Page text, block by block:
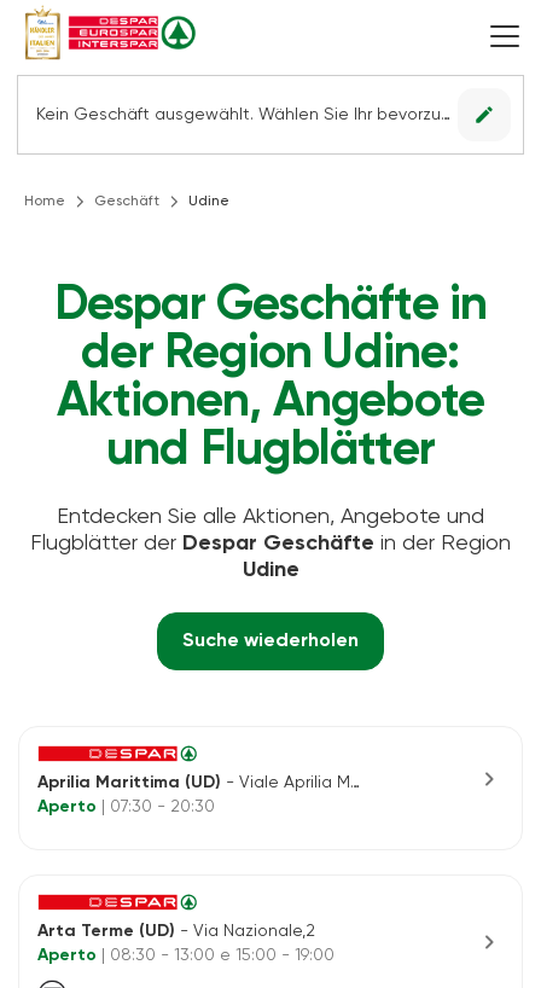
Kein Geschäft ausgewählt. Wählen Sie Ihr bevorzugtes Geschäft, um alle Angebote sehen zu können. edit
Home Geschäft Udine
Despar Geschäfte in
der Region Udine:
Aktionen, Angebote
und Flugblätter
Entdecken Sie alle Aktionen, Angebote und
Flugblätter der Despar Geschäfte in der Region
Udine
Suche wiederholen
Aprilia Marittima (UD) - Viale Aprilia Marittima, 172
Aperto
| 07:30 - 20:30
chevron_right
Arta Terme (UD) - Via Nazionale,2
Aperto
| 08:30 - 13:00 e 15:00 - 19:00 chevron_right